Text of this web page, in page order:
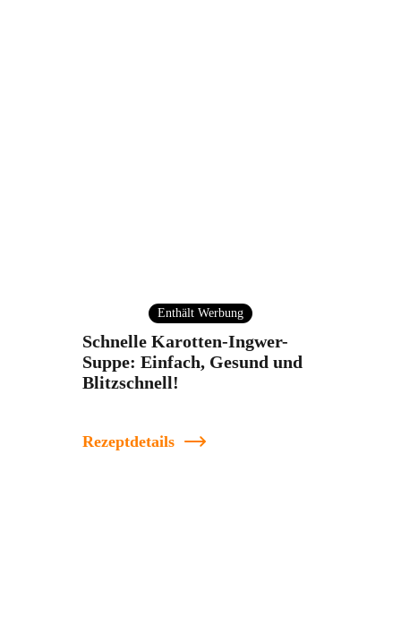
Enthält Werbung
Schnelle Karotten-Ingwer-
Suppe: Einfach, Gesund und
Blitzschnell!
Rezeptdetails